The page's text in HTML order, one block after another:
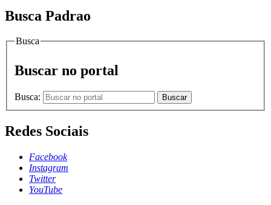
Busca Padrao
Busca
Buscar no portal
Busca: Buscar
Redes Sociais
Facebook
Instagram
Twitter
YouTube